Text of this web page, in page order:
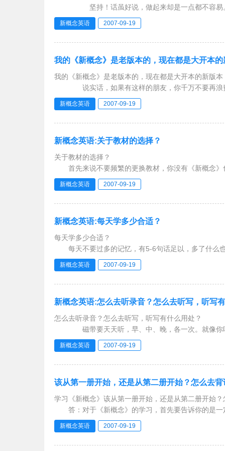
坚持！话虽好说，做起来却是一点都不容易。这
篇名作等等，让人觉得英语学习的过程是如此的丰富多
新概念英语 2007-09-19
我的《新概念》是老版本的，现在都是大开本
我的《新概念》是老版本的，现在都是大开本的新版
说实话，如果有这样的朋友，你千万不要再浪
《新概念》英语现在确实已经改版，内容方面和你
新概念英语 2007-09-19
新概念英语:关于教材的选择？
关于教材的选择？
首先来说不要频繁的更换教材，你没有《新概念》
了，再去更换其他教材。即使相同水平的教材，它的
新概念英语 2007-09-19
新概念英语:每天学多少合适？
每天学多少合适？
每天不要过多的记忆，有5-6句话足以，多了什么
好。最好能把学到的组成简单的对话，这样一问一答
新概念英语 2007-09-19
新概念英语:怎么去听录音？怎么去听写，听写
怎么去听录音？怎么去听写，听写有什么用处？
磁带要天天听，早、中、晚，各一次。就像你听
也就会了，当录音说一句时，你就能接下一句，这也
新概念英语 2007-09-19
该从第一册开始，还是从第二册开始？怎么去背
学习《新概念》该从第一册开始，还是从第二册开始
答：对于《新概念》的学习，首先要告诉你的是一
于你以后的学习会有好处的
新概念英语 2007-09-19